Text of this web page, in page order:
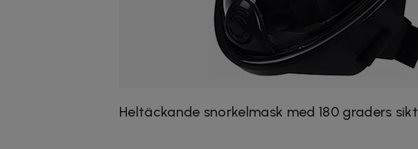
Heltäckande snorkelmask med 180 graders sikt